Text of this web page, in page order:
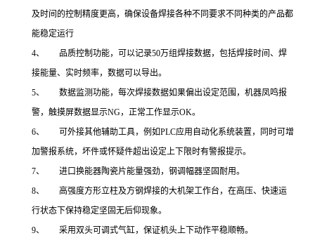
及时间的控制精度更高，确保设备焊接各种不同要求不同种类的产品都
能稳定运行
4、 品质控制功能，可以记录50万组焊接数据，包括焊接时间、焊
接能量、实时频率，数据可以导出。
5、 数据监测功能，每次焊接数据如果偏出设定范围，机器凤鸣报
警，触摸屏数据显示NG，正常工作显示OK。
6、 可外接其他辅助工具，例如PLC应用自动化系统装置，同时可增
加警报系统，坏件或怀疑件超出设定上下限时有警报提示。
7、 进口换能器陶瓷片能量强劲，钢调幅器坚固耐用。
8、 高强度方形立柱及方钢焊接的大机架工作台，在高压、快速运
行状态下保持稳定坚固无后仰现象。
9、 采用双头可调式气缸，保证机头上下动作平稳顺畅。